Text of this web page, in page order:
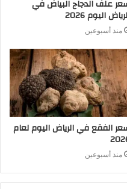
علف الدجاج البياض في
اليوم 2026
منذ أسبوعين
الفقع في الرياض اليوم لعام
منذ أسبوعين